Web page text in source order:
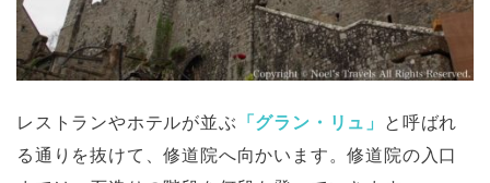
レストランやホテルが並ぶ 「グラン・リュ」
と呼ばれ
る通りを抜けて、修道院へ向かいます。修道院の入口